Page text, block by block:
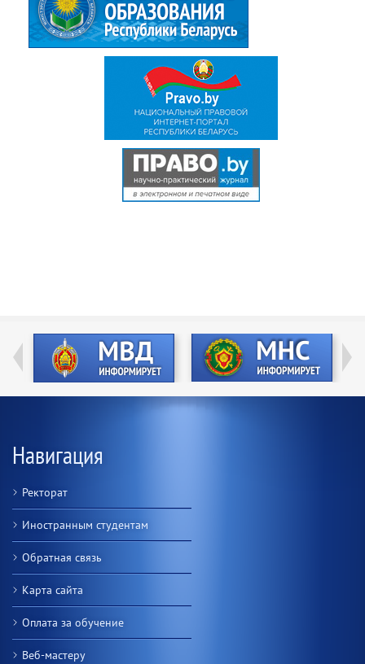
Навигация
Ректорат
Иностранным студентам
Обратная связь
Карта сайта
Оплата за обучение
Веб-мастеру